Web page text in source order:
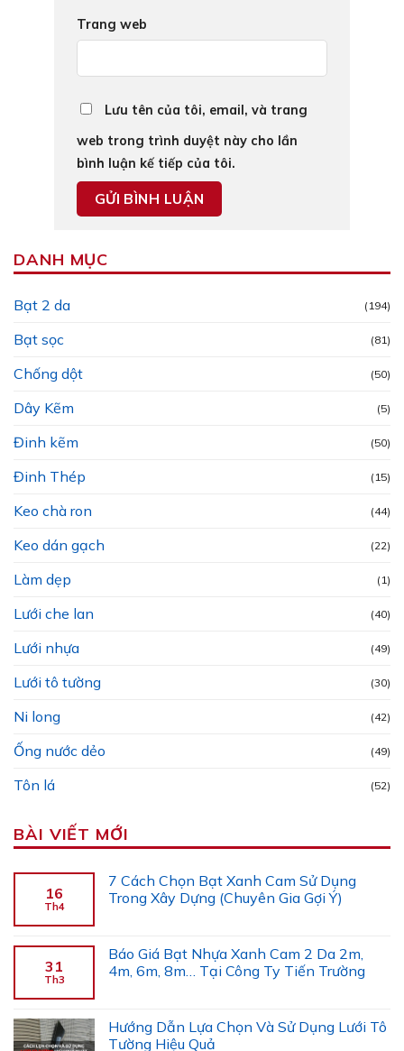
Trang web
Lưu tên của tôi, email, và trang
web trong trình duyệt này cho lần
bình luận kế tiếp của tôi.
DANH MỤC
Bạt 2 da (194)
Bạt sọc (81)
Chống dột (50)
Dây Kẽm (5)
Đinh kẽm (50)
Đinh Thép (15)
Keo chà ron (44)
Keo dán gạch (22)
Làm dẹp (1)
Lưới che lan (40)
Lưới nhựa (49)
Lưới tô tường (30)
Ni long (42)
Ống nước dẻo (49)
Tôn lá (52)
BÀI VIẾT MỚI
16
Th4
7 Cách Chọn Bạt Xanh Cam Sử Dụng
Trong Xây Dựng (Chuyên Gia Gợi Ý)
31
Th3
Báo Giá Bạt Nhựa Xanh Cam 2 Da 2m,
4m, 6m, 8m… Tại Công Ty Tiến Trường
Hướng Dẫn Lựa Chọn Và Sử Dụng Lưới Tô
Tường Hiệu Quả